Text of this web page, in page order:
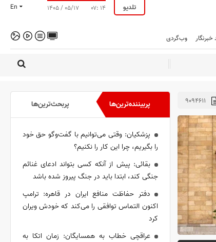
En ۱۴۰۵ / ۰۵/۱۷ ۰۷: ۱۴ تلدیو
وب‌گردی
۹۰۹۴۶۱۱ پربیننده‌ترین‌ها پربحث‌ترین‌ها
پزشکیان: وقتی می‌توانیم با گفت‌و‌گو حق خود
را بگیریم، چرا این کار را نکنیم؟
بقائی: پیش از آنکه کسی بتواند ادعای غنائم
جنگی کند، ابتدا باید در جنگ پیروز شده باشد
دفتر حفاظت منافع ایران در قاهره: ترامپ
اکنون التماس توافقی را می‌کند که خودش ویران
کرد
عراقچی خطاب به همسایگان: زمان اتکا به